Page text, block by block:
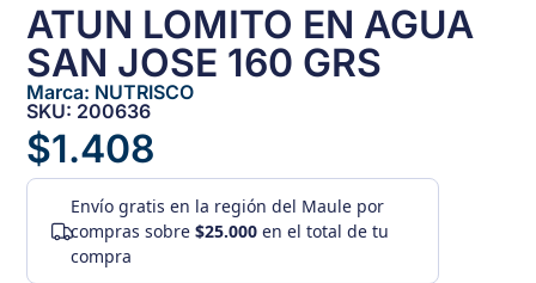
ATUN LOMITO EN AGUA
SAN JOSE 160 GRS
Marca: NUTRISCO
SKU: 200636
$1.408
Envío gratis en la región del Maule por
compras sobre$25.000 en el total de tu
compra